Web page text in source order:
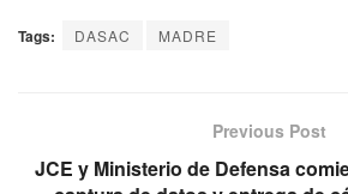
Tags: DASAC MADRE
Previous Post
JCE y Ministerio de Defensa